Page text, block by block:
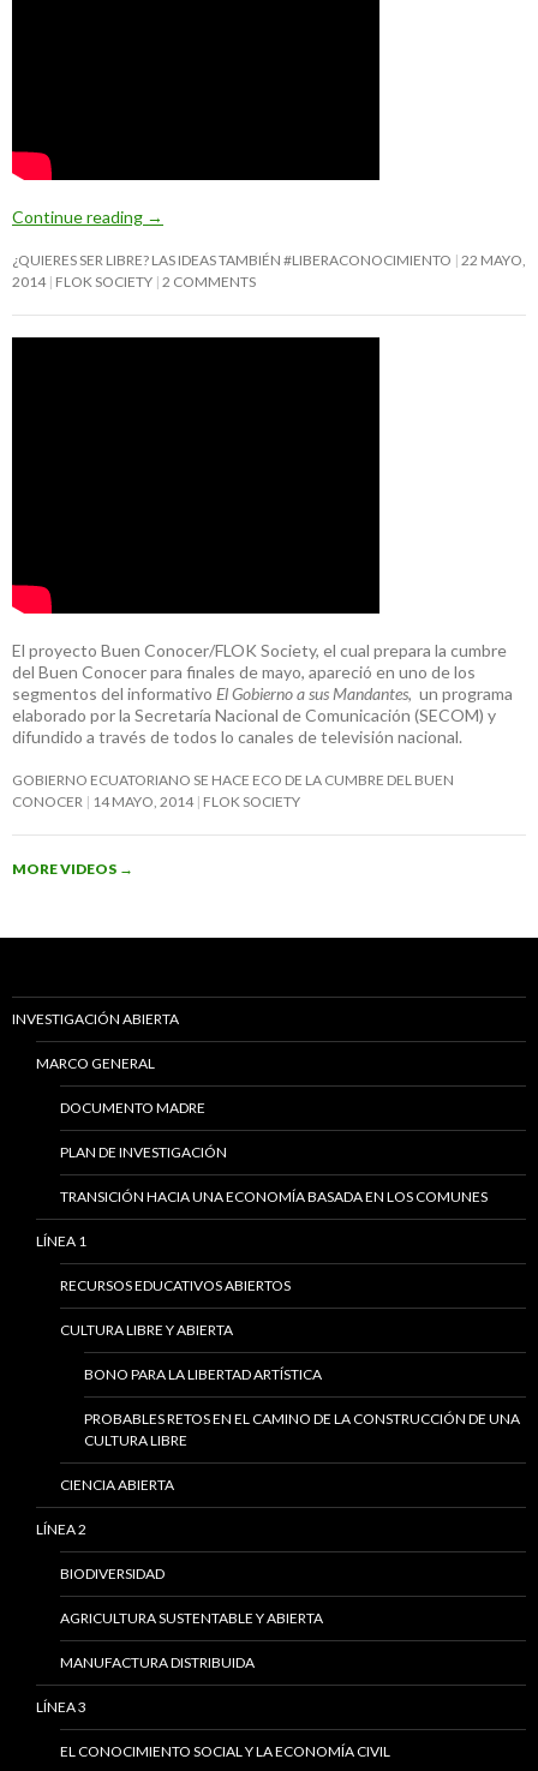
Continue reading →
¿QUIERES SER LIBRE? LAS IDEAS TAMBIÉN #LIBERACONOCIMIENTO 22 MAYO,
2014 FLOK SOCIETY 2 COMMENTS
El proyecto Buen Conocer/FLOK Society, el cual prepara la cumbre
del Buen Conocer para finales de mayo, apareció en uno de los
segmentos del informativo El Gobierno a sus Mandantes, un programa
elaborado por la Secretaría Nacional de Comunicación (SECOM) y
difundido a través de todos lo canales de televisión nacional.
GOBIERNO ECUATORIANO SE HACE ECO DE LA CUMBRE DEL BUEN
CONOCER
14 MAYO, 2014 FLOK SOCIETY
MORE VIDEOS →
INVESTIGACIÓN ABIERTA
MARCO GENERAL
DOCUMENTO MADRE
PLAN DE INVESTIGACIÓN
TRANSICIÓN HACIA UNA ECONOMÍA BASADA EN LOS COMUNES
LÍNEA 1
RECURSOS EDUCATIVOS ABIERTOS
CULTURA LIBRE Y ABIERTA
BONO PARA LA LIBERTAD ARTÍSTICA
PROBABLES RETOS EN EL CAMINO DE LA CONSTRUCCIÓN DE UNA
CULTURA LIBRE
CIENCIA ABIERTA
LÍNEA 2
BIODIVERSIDAD
AGRICULTURA SUSTENTABLE Y ABIERTA
MANUFACTURA DISTRIBUIDA
LÍNEA 3
EL CONOCIMIENTO SOCIAL Y LA ECONOMÍA CIVIL